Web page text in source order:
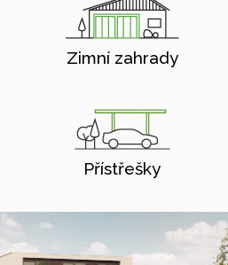
Zimní zahrady
Přístřešky